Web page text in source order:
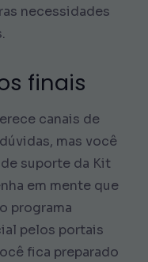
necessidades
finais
canais de
mas você
suporte da Kit
em mente que
programa
pelos portais
fica preparado